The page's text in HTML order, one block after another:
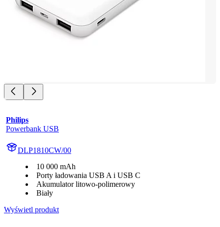
Philips
Powerbank USB
DLP1810CW/00
10 000 mAh
Porty ładowania USB A i USB C
Akumulator litowo-polimerowy
Biały
Wyświetl produkt